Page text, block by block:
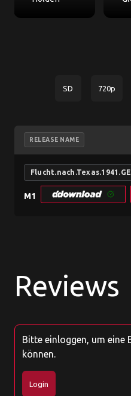
SD 720p
RELEASE NAME
M1
Reviews
Bitte einloggen, um eine
können.
Login